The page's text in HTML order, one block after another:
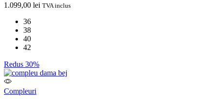
1.099,00 lei TVA inclus
36
38
40
42
Redus 30%
Compleuri